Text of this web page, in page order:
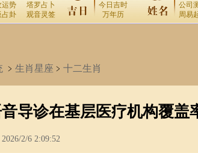
运势
塔罗占卜
占卦 观音灵签
今日吉时
万年历
公司
周易
﹥ 生肖星座 ﹥ 十二生肖
导诊在基层医疗机构覆盖
2/6 2:09:52